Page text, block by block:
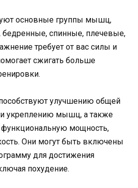
основные группы мышц,
бедренные, спинные, плечевые,
требует от вас силы и
сжигать больше
улучшению общей
укреплению мышц, а также
мощность,
Они могут быть включены
для достижения
похудение.